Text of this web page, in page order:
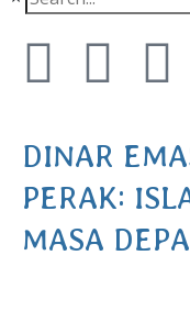
DINAR
PERAK:
MASA